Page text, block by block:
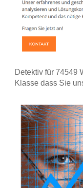
Detektiv für 74549
Klasse dass Sie